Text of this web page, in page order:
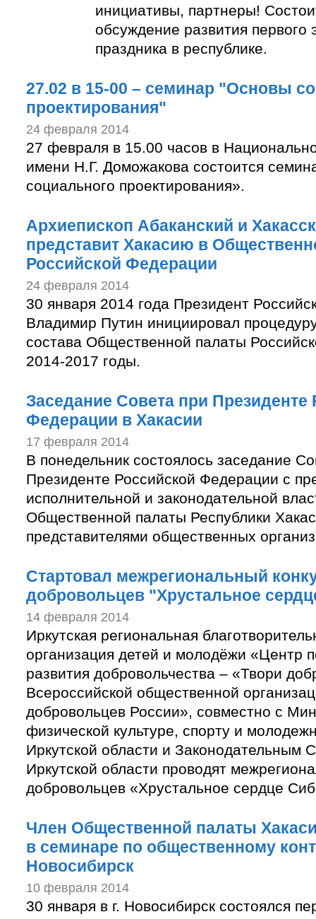
инициативы, партнеры!
обсуждение развития первого
праздника в республике.
27.02 в 15-00 – семинар "Основы
проектирования"
24 февраля 2014
27 февраля в 15.00 часов в
имени Н.Г. Доможакова состоится
социального проектирования».
Архиепископ Абаканский и
представит Хакасию в
Российской Федерации
24 февраля 2014
30 января 2014 года Президент
Владимир Путин инициировал
состава Общественной палаты
2014-2017 годы.
Заседание Совета при Президенте
Федерации в Хакасии
17 февраля 2014
В понедельник состоялось заседание
Президенте Российской Федерации с
исполнительной и законодательной
Общественной палаты Республики
представителями общественных
Стартовал межрегиональный
добровольцев "Хрустальное
14 февраля 2014
Иркутская региональная
организация детей и молодёжи «Центр
развития добровольчества – «Твори
Всероссийской общественной
добровольцев России», совместно с
физической культуре, спорту и
Иркутской области и Законодательным
Иркутской области проводят
добровольцев «Хрустальное сердце
Член Общественной палаты
в семинаре по общественному
Новосибирск
10 февраля 2014
30 января в г. Новосибирск состоялся